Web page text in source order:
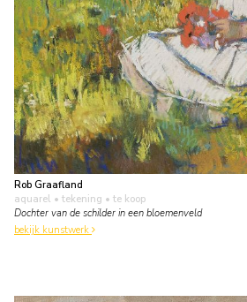
Rob Graafland
aquarel • tekening • te koop
Dochter van de schilder in een bloemenveld
bekijk kunstwerk